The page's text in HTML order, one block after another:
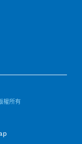
權所有